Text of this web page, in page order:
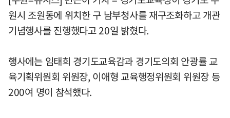
원시 조원동에 위치한 구 남부청사를 재구조화하고 개관
기념행사를 진행했다고 20일 밝혔다.
행사에는 임태희 경기도교육감과 경기도의회 안광률 교
육기획위원회 위원장, 이애형 교육행정위원회 위원장 등
200여 명이 참석했다.